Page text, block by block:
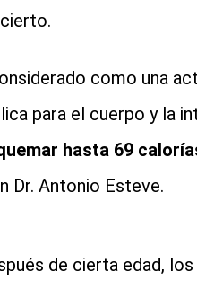
como una
para el cuerpo y la
hasta 69
Dr. Antonio Esteve.
de cierta edad,